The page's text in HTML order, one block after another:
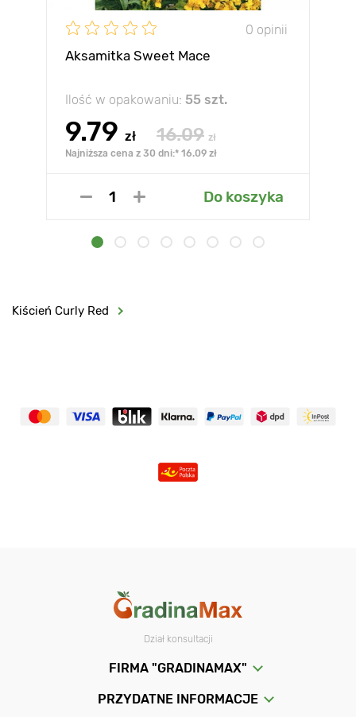
0 opinii
Aksamitka Sweet Mace
Ilość w opakowaniu: 55 szt.
9.79 zł 16.09 zł
Najniższa cena z 30 dni:* 16.09 zł
Do koszyka
Kiścień Curly Red
Dział konsultacji
FIRMA "GRADINAMAX"
PRZYDATNE INFORMACJE